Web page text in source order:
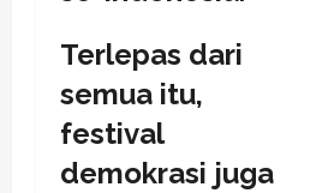
Terlepas dari
semua itu,
festival
demokrasi juga